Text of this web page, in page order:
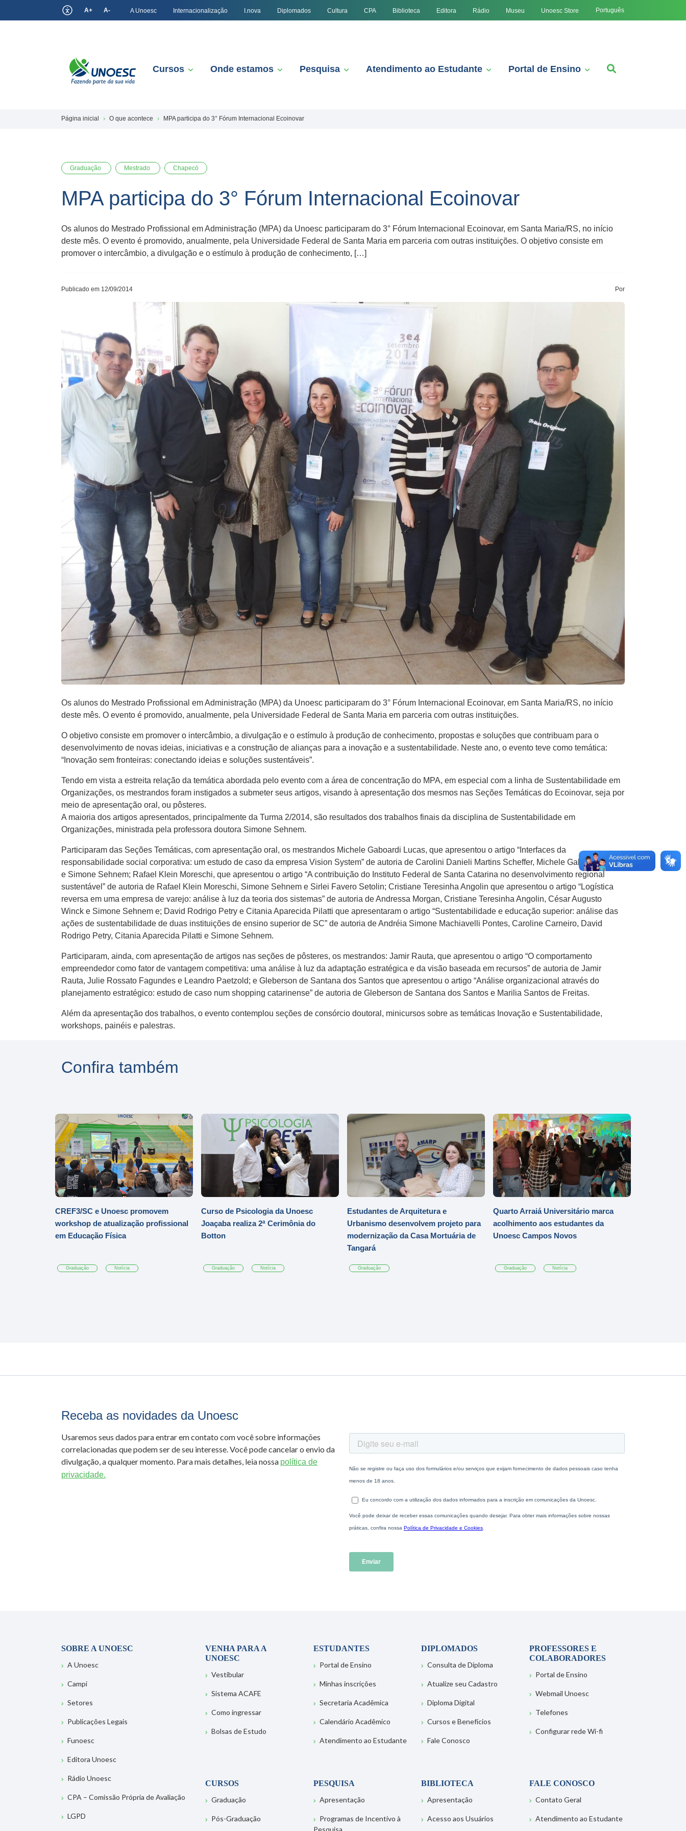
A+ A- A Unoesc Internacionalização I.nova Diplomados Cultura CPA Biblioteca Editora Rádio Museu Unoesc Store Português
Cursos Onde estamos Pesquisa Atendimento ao Estudante Portal de Ensino
Página inicial O que acontece MPA participa do 3° Fórum Internacional Ecoinovar
Graduação Mestrado Chapecó
MPA participa do 3° Fórum Internacional Ecoinovar
Os alunos do Mestrado Profissional em Administração (MPA) da Unoesc participaram do 3° Fórum Internacional Ecoinovar, em Santa Maria/RS, no início
deste mês. O evento é promovido, anualmente, pela Universidade Federal de Santa Maria em parceria com outras instituições. O objetivo consiste em
promover o intercâmbio, a divulgação e o estímulo à produção de conhecimento, […]
Publicado em 12/09/2014 Por
Os alunos do Mestrado Profissional em Administração (MPA) da Unoesc participaram do 3° Fórum Internacional Ecoinovar, em Santa Maria/RS, no início
deste mês. O evento é promovido, anualmente, pela Universidade Federal de Santa Maria em parceria com outras instituições.
O objetivo consiste em promover o intercâmbio, a divulgação e o estímulo à produção de conhecimento, propostas e soluções que contribuam para o
desenvolvimento de novas ideias, iniciativas e a construção de alianças para a inovação e a sustentabilidade. Neste ano, o evento teve como temática:
“Inovação sem fronteiras: conectando ideias e soluções sustentáveis”.
Tendo em vista a estreita relação da temática abordada pelo evento com a área de concentração do MPA, em especial com a linha de Sustentabilidade em
Organizações, os mestrandos foram instigados a submeter seus artigos, visando à apresentação dos mesmos nas Seções Temáticas do Ecoinovar, seja por
meio de apresentação oral, ou pôsteres.
A maioria dos artigos apresentados, principalmente da Turma 2/2014, são resultados dos trabalhos finais da disciplina de Sustentabilidade em
Organizações, ministrada pela professora doutora Simone Sehnem.
Participaram das Seções Temáticas, com apresentação oral, os mestrandos Michele Gaboardi Lucas, que apresentou o artigo “Interfaces da
responsabilidade social corporativa: um estudo de caso da empresa Vision System” de autoria de Carolini Danieli Martins Scheffer, Michele Gaboardi Lucas
e Simone Sehnem; Rafael Klein Moreschi, que apresentou o artigo “A contribuição do Instituto Federal de Santa Catarina no desenvolvimento regional
sustentável” de autoria de Rafael Klein Moreschi, Simone Sehnem e Sirlei Favero Setolin; Cristiane Teresinha Angolin que apresentou o artigo “Logística
reversa em uma empresa de varejo: análise à luz da teoria dos sistemas” de autoria de Andressa Morgan, Cristiane Teresinha Angolin, César Augusto
Winck e Simone Sehnem e; David Rodrigo Petry e Citania Aparecida Pilatti que apresentaram o artigo “Sustentabilidade e educação superior: análise das
ações de sustentabilidade de duas instituições de ensino superior de SC” de autoria de Andréia Simone Machiavelli Pontes, Caroline Carneiro, David
Rodrigo Petry, Citania Aparecida Pilatti e Simone Sehnem.
Participaram, ainda, com apresentação de artigos nas seções de pôsteres, os mestrandos: Jamir Rauta, que apresentou o artigo “O comportamento
empreendedor como fator de vantagem competitiva: uma análise à luz da adaptação estratégica e da visão baseada em recursos” de autoria de Jamir
Rauta, Julie Rossato Fagundes e Leandro Paetzold; e Gleberson de Santana dos Santos que apresentou o artigo “Análise organizacional através do
planejamento estratégico: estudo de caso num shopping catarinense” de autoria de Gleberson de Santana dos Santos e Marilia Santos de Freitas.
Além da apresentação dos trabalhos, o evento contemplou seções de consórcio doutoral, minicursos sobre as temáticas Inovação e Sustentabilidade,
workshops, painéis e palestras.
Confira também
CREF3/SC e Unoesc promovem
workshop de atualização profissional
em Educação Física
Graduação Notícia
Curso de Psicologia da Unoesc
Joaçaba realiza 2ª Cerimônia do
Botton
Graduação Notícia
Estudantes de Arquitetura e
Urbanismo desenvolvem projeto para
modernização da Casa Mortuária de
Tangará
Graduação
Quarto Arraiá Universitário marca
acolhimento aos estudantes da
Unoesc Campos Novos
Graduação Notícia
Receba as novidades da Unoesc
Usaremos seus dados para entrar em contato com você sobre informações
correlacionadas que podem ser de seu interesse. Você pode cancelar o envio da
divulgação, a qualquer momento. Para mais detalhes, leia nossa política de
privacidade.
SOBRE A UNOESC
A Unoesc
Campi
Setores
Publicações Legais
Funoesc
Editora Unoesc
Rádio Unoesc
CPA – Comissão Própria de Avaliação
LGPD
VENHA PARA A
UNOESC
Vestibular
Sistema ACAFE
Como ingressar
Bolsas de Estudo
ESTUDANTES
Portal de Ensino
Minhas inscrições
Secretaria Acadêmica
Calendário Acadêmico
Atendimento ao Estudante
DIPLOMADOS
Consulta de Diploma
Atualize seu Cadastro
Diploma Digital
Cursos e Benefícios
Fale Conosco
PROFESSORES E
COLABORADORES
Portal de Ensino
Webmail Unoesc
Telefones
Configurar rede Wi-fi
CURSOS
Graduação
Pós-Graduação
PESQUISA
Apresentação
Programas de Incentivo à
BIBLIOTECA
Apresentação
Acesso aos Usuários
FALE CONOSCO
Contato Geral
Atendimento ao Estudante